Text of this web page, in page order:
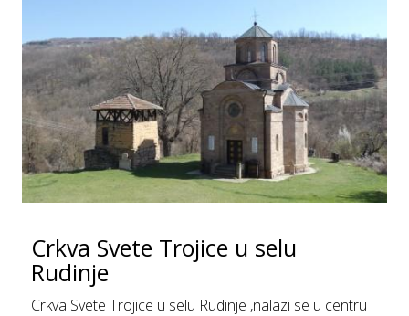
Crkva Svete Trojice u selu
Rudinje
Crkva Svete Trojice u selu Rudinje ,nalazi se u centru